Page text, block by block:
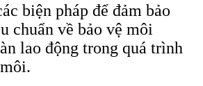
biện pháp để đảm bảo
chuẩn về bảo vệ môi
lao động trong quá trình